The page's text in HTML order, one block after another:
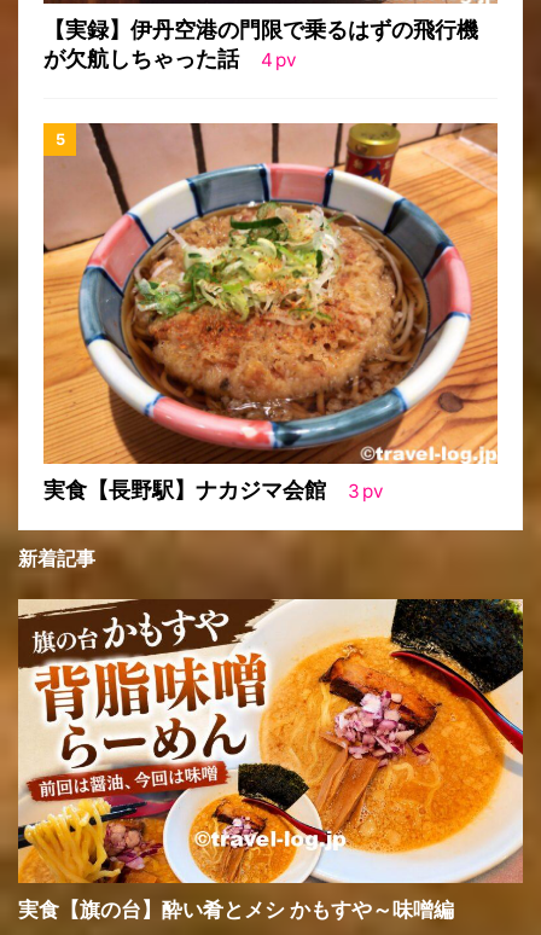
【実録】伊丹空港の門限で乗るはずの飛行機
が欠航しちゃった話
4 pv
実食【長野駅】ナカジマ会館 3 pv
新着記事
実食【旗の台】酔い肴とメシ かもすや～味噌編